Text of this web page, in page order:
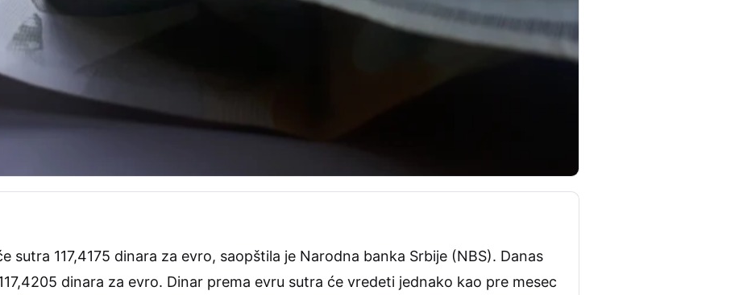
sutra 117,4175 dinara za evro, saopštila je Narodna banka Srbije (NBS). Danas
dinara za evro. Dinar prema evru sutra će vredeti jednako kao pre mesec